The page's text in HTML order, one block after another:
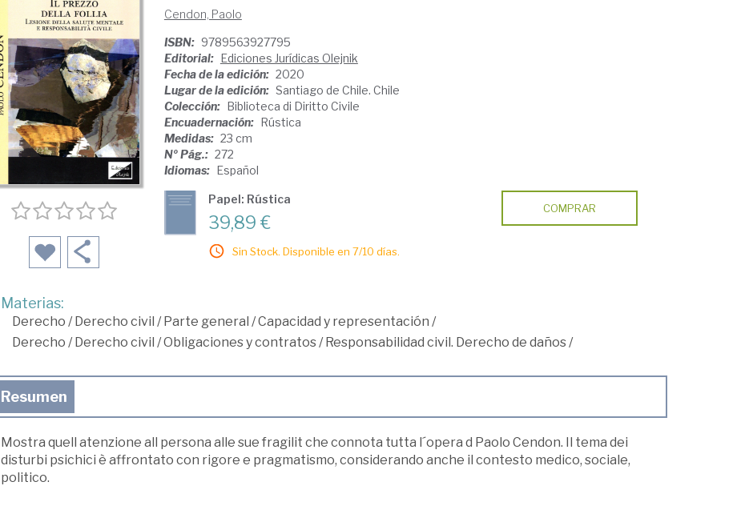
Cendon, Paolo
ISBN: 9789563927795
Editorial: Ediciones Jurídicas Olejnik
Fecha de la edición: 2020
Lugar de la edición: Santiago de Chile. Chile
Colección: Biblioteca di Diritto Civile
Encuadernación: Rústica
Medidas: 23 cm
Nº Pág.: 272
Idiomas: Español
Papel: Rústica
39,89 €
Sin Stock. Disponible en 7/10 días.
COMPRAR
Materias:
Derecho /Derecho civil /Parte general /Capacidad y representación /
Derecho /Derecho civil /Obligaciones y contratos/Responsabilidad civil. Derecho de daños/
Resumen
Mostra quell atenzione all persona alle sue fragilit che connota tutta l´opera d Paolo Cendon. Il tema dei
disturbi psichici è affrontato con rigore e pragmatismo, considerando anche il contesto medico, sociale,
politico.